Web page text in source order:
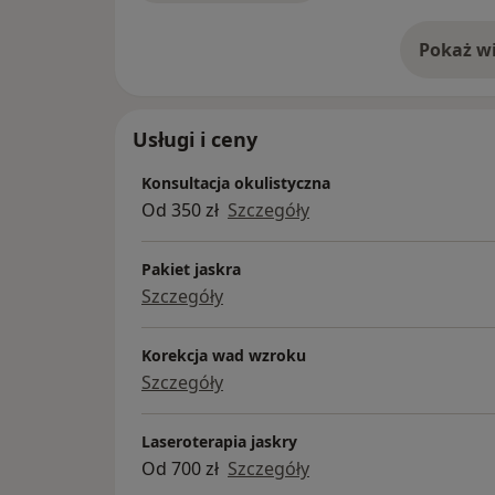
Pokaż o
Usługi i ceny
Konsultacja okulistyczna
Od 350 zł Szczegóły
Pakiet jaskra
Szczegóły
Korekcja wad wzroku
Szczegóły
Laseroterapia jaskry
Od 700 zł Szczegóły